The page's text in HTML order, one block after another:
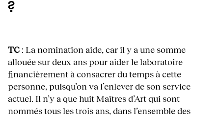
?
TC : La nomination aide, car il y a une somme
allouée sur deux ans pour aider le laboratoire
financièrement à consacrer du temps à cette
personne, puisqu’on va l’enlever de son service
actuel. Il n’y a que huit Maîtres d’Art qui sont
nommés tous les trois ans, dans l’ensemble des